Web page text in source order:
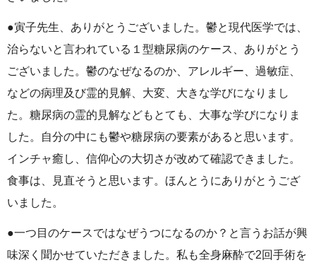
●寅子先生、ありがとうございました。鬱と現代医学では、
治らないと言われている１型糖尿病のケース、ありがとう
ございました。鬱のなぜなるのか、アレルギー、過敏症、
などの病理及び霊的見解、大変、大きな学びになりまし
た。糖尿病の霊的見解などもとても、大事な学びになりま
した。自分の中にも鬱や糖尿病の要素があると思います。
インチャ癒し、信仰心の大切さが改めて確認できました。
食事は、見直そうと思います。ほんとうにありがとうござ
いました。
●一つ目のケースではなぜうつになるのか？と言うお話が興
味深く聞かせていただきました。私も全身麻酔で2回手術を